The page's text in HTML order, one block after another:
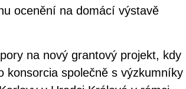
ocenění na domácí výstavě
na nový grantový projekt, kdy
konsorcia společně s výzkumníky